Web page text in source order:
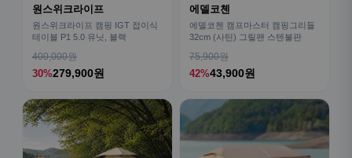
원스위크라이프
원스위크라이프 캠핑 IGT 접이식
테이블 P1 5.0 유닛, 블랙
400,000원
30%279,900원
에델코첸
에델코첸 캠프마스터 캠핑그리들
32cm (사틴) 그릴팬 스텐불판
75,900원
42%43,900원